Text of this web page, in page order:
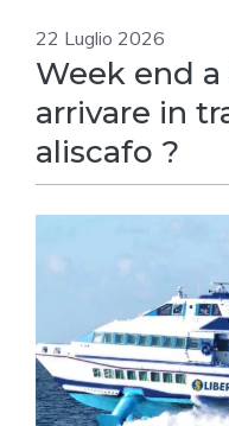
22 Luglio 2026
Week end
arrivare in
aliscafo ?